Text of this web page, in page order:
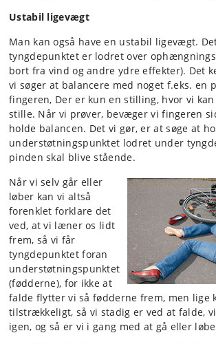
Ustabil ligevægt
Man kan også have en ustabil ligevægt.
tyngdepunktet er lodret over
bort fra vind og andre ydre effekter). Det
vi søger at balancere med noget f.eks. en
fingeren, Der er kun en stilling, hvor vi
stille. Når vi prøver, bevæger vi fingeren
holde balancen. Det vi gør, er at søge at
understøtningspunktet lodret under
pinden skal blive stående.
Når vi selv går eller
løber kan vi altså
forenklet forklare det
ved, at vi læner os lidt
frem, så vi får
tyngdepunktet foran
understøtningspunktet
(fødderne), for ikke at
falde flytter vi så fødderne frem, men lige
tilstrækkeligt, så vi stadig er ved at falde,
igen, og så er vi i gang med at gå eller